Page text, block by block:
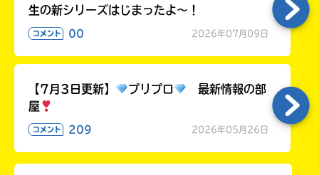
生の新シリーズはじまったよ～！
コメント 00 2026年07月09日
【7月3日更新】 プリプロ
最新情報の部
屋
コメント 209 2026年05月26日
戻
る